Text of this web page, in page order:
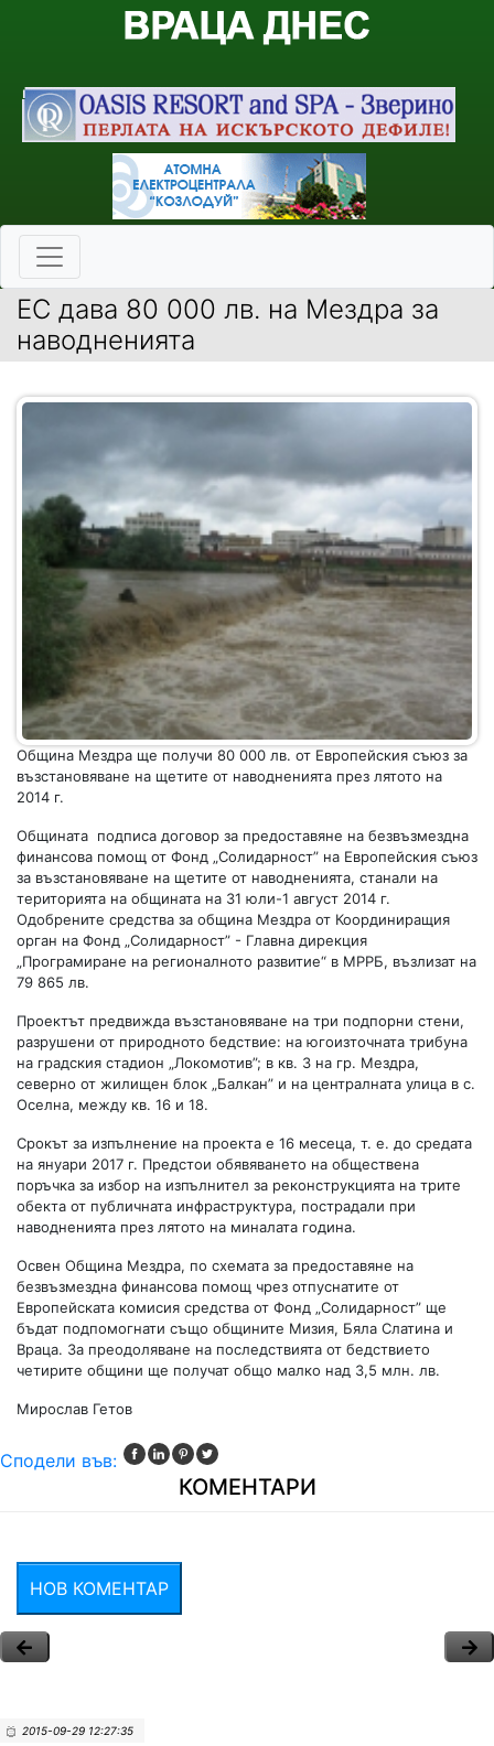
ЕС дава 80 000 лв. на Мездра за
наводненията
Община Мездра ще получи 80 000 лв. от Европейския съюз за
възстановяване на щетите от наводненията през лятото на
2014 г.
Общината подписа договор за предоставяне на безвъзмездна
финансова помощ от Фонд „Солидарност” на Европейския съюз
за възстановяване на щетите от наводненията, станали на
територията на общината на 31 юли-1 август 2014 г.
Одобрените средства за община Мездра от Координиращия
орган на Фонд „Солидарност” - Главна дирекция
„Програмиране на регионалното развитие“ в МРРБ, възлизат на
79 865 лв.
Проектът предвижда възстановяване на три подпорни стени,
разрушени от природното бедствие: на югоизточната трибуна
на градския стадион „Локомотив”; в кв. 3 на гр. Мездра,
северно от жилищен блок „Балкан” и на централната улица в с.
Оселна, между кв. 16 и 18.
Срокът за изпълнение на проекта е 16 месеца, т. е. до средата
на януари 2017 г. Предстои обявяването на обществена
поръчка за избор на изпълнител за реконструкцията на трите
обекта от публичната инфраструктура, пострадали при
наводненията през лятото на миналата година.
Освен Община Мездра, по схемата за предоставяне на
безвъзмездна финансова помощ чрез отпуснатите от
Европейската комисия средства от Фонд „Солидарност” ще
бъдат подпомогнати също общините Мизия, Бяла Слатина и
Враца. За преодоляване на последствията от бедствието
четирите общини ще получат общо малко над 3,5 млн. лв.
Мирослав Гетов
Сподели във:
КОМЕНТАРИ
НОВ КОМЕНТАР
2015-09-29 12:27:35